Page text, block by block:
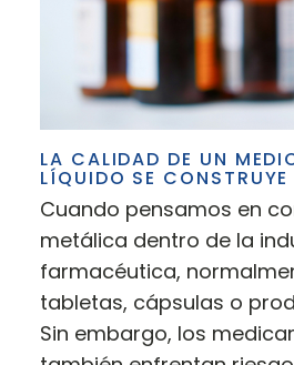
LA CALIDAD DE UN
LÍQUIDO SE
Cuando pensamos en
metálica dentro de la
farmacéutica,
tabletas, cápsulas o
Sin embargo, los